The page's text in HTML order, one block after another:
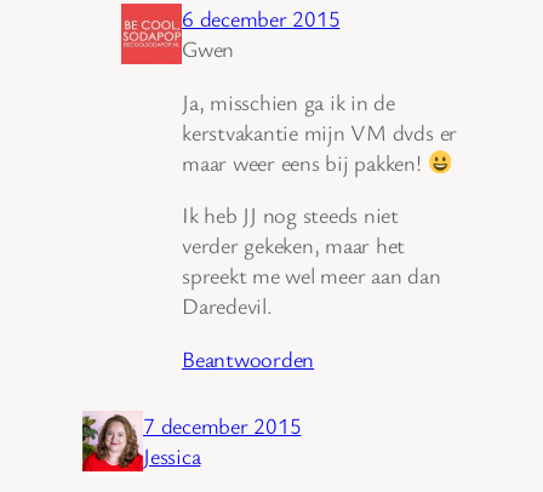
6 december 2015
Gwen
Ja, misschien ga ik in de
kerstvakantie mijn VM dvds er
maar weer eens bij pakken!
Ik heb JJ nog steeds niet
verder gekeken, maar het
spreekt me wel meer aan dan
Daredevil.
Beantwoorden
7 december 2015
Jessica